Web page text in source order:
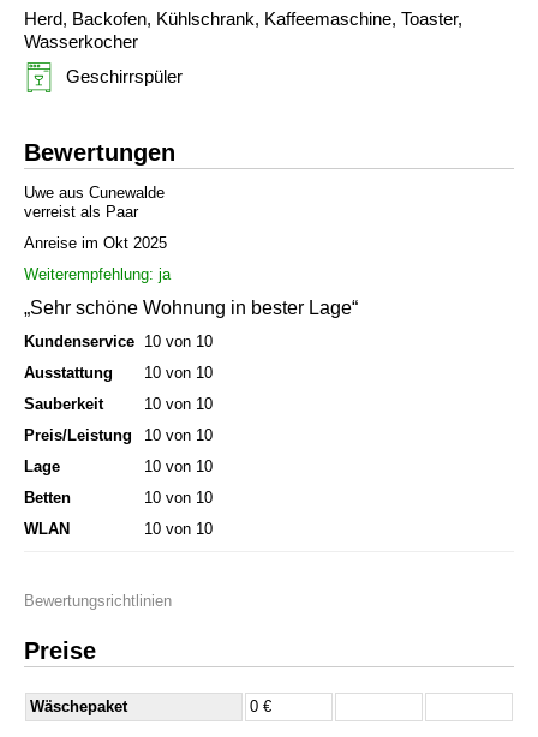
Herd, Backofen, Kühlschrank, Kaffeemaschine, Toaster,
Wasserkocher
Geschirrspüler
Bewertungen
Uwe aus Cunewalde
verreist als Paar
Anreise im Okt 2025
Weiterempfehlung: ja
„Sehr schöne Wohnung in bester Lage“
Kundenservice 10 von 10
Ausstattung
10 von 10
Sauberkeit
10 von 10
Preis/Leistung
10 von 10
Lage
10 von 10
Betten
10 von 10
WLAN
10 von 10
Bewertungsrichtlinien
Preise
Wäschepaket 0 €